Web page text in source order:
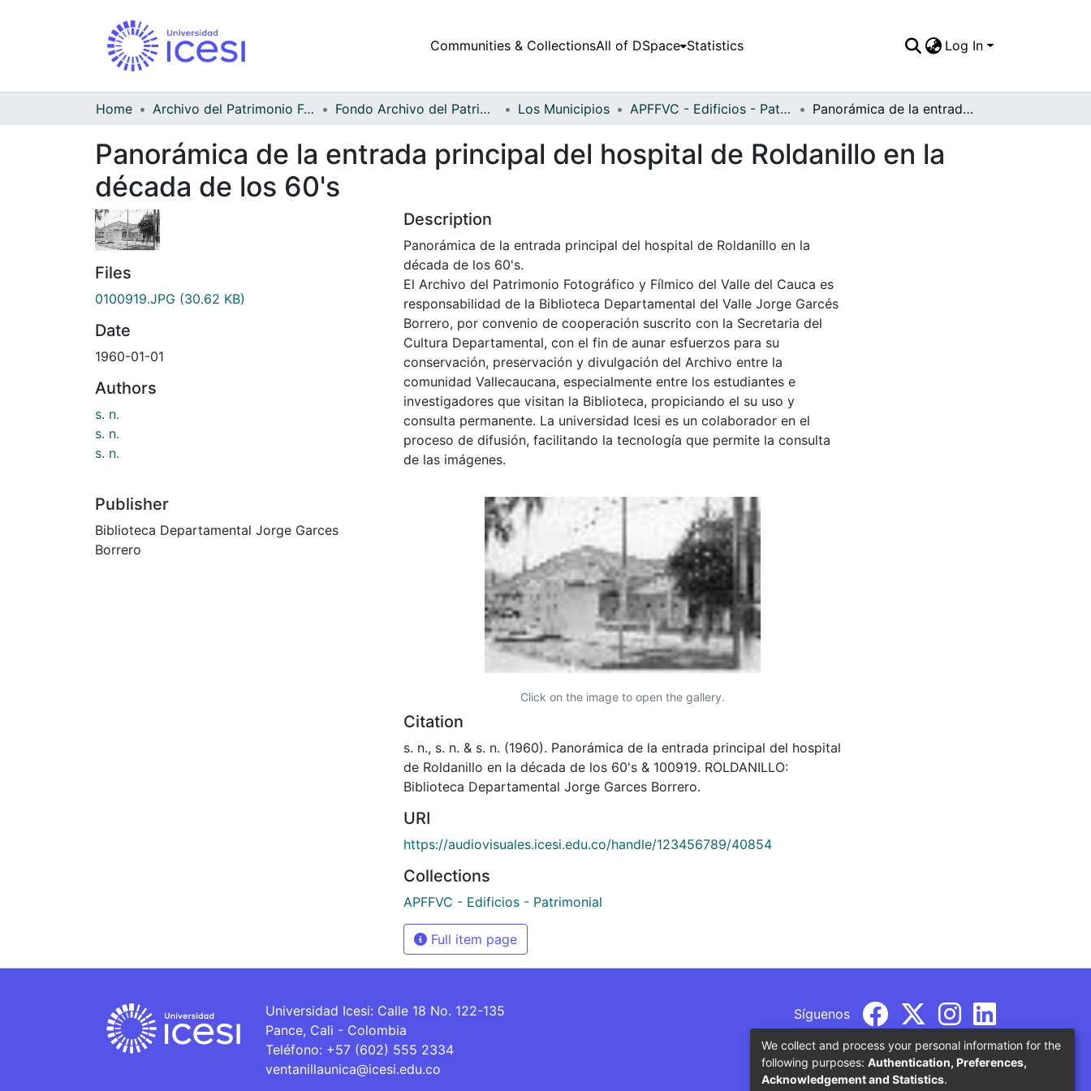
Communities & CollectionsAll of DSpace Statistics Log In
Home Archivo del Patrimonio Fotográfico y Fílmico del Valle del Cauca Fondo Archivo del Patrimonio Fotográfico y Fílmico del Valle del Cauca Los Municipios APFFVC - Edificios - Patrimonial Panorámica de la entrada principal del hospital de Roldanillo en la década de los 60's
Panorámica de la entrada principal del hospital de Roldanillo en la
década de los 60's
Files
0100919.JPG (30.62 KB)
Date
1960-01-01
Authors
s. n.
s. n.
s. n.
Publisher
Biblioteca Departamental Jorge Garces
Borrero
Description
Panorámica de la entrada principal del hospital de Roldanillo en la
década de los 60's.
El Archivo del Patrimonio Fotográfico y Fílmico del Valle del Cauca es
responsabilidad de la Biblioteca Departamental del Valle Jorge Garcés
Borrero, por convenio de cooperación suscrito con la Secretaria del
Cultura Departamental, con el fin de aunar esfuerzos para su
conservación, preservación y divulgación del Archivo entre la
comunidad Vallecaucana, especialmente entre los estudiantes e
investigadores que visitan la Biblioteca, propiciando el su uso y
consulta permanente. La universidad Icesi es un colaborador en el
proceso de difusión, facilitando la tecnología que permite la consulta
de las imágenes.
Click on the image to open the gallery.
Citation
s. n., s. n. & s. n. (1960). Panorámica de la entrada principal del hospital
de Roldanillo en la década de los 60's & 100919. ROLDANILLO:
Biblioteca Departamental Jorge Garces Borrero.
URI
https://audiovisuales.icesi.edu.co/handle/123456789/40854
Collections
APFFVC - Edificios - Patrimonial
Full item page
Universidad Icesi: Calle 18 No. 122-135
Pance, Cali - Colombia
Teléfono: +57 (602) 555 2334
ventanillaunica@icesi.edu.co
Síguenos
We collect and process your personal information for the
following purposes: Authentication, Preferences,
Acknowledgement and Statistics.